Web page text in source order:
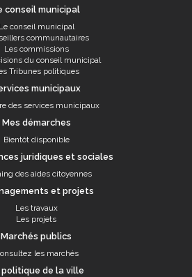
conseil municipal
Le conseil municipal
communautaires
Les commissions
du conseil municipal
Tribunes politiques
municipaux
des services municipaux
Mes démarches
Bientôt disponible
juridiques et sociales
des aides citoyennes
et projets
Les travaux
Les projets
Marchés publics
les marchés
politique de la ville